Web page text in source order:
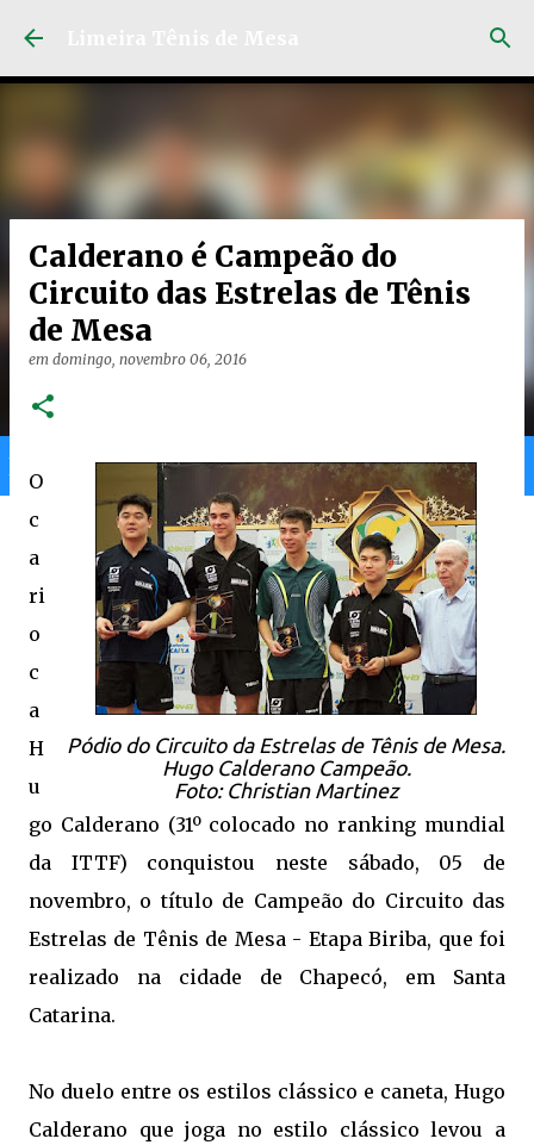
Home Limeira Gran Ranking
Calderano é Campeão do
Circuito das Estrelas de Tênis
de Mesa
em domingo, novembro 06, 2016
Pódio do Circuito da Estrelas de Tênis de Mesa.
Hugo Calderano Campeão.
Foto: Christian Martinez
O
c
a
ri
o
c
a
H
u
go Calderano (31º colocado no ranking mundial
da ITTF) conquistou neste sábado, 05 de
novembro, o título de Campeão do Circuito das
Estrelas de Tênis de Mesa - Etapa Biriba, que foi
realizado na cidade de Chapecó, em Santa
Catarina.
No duelo entre os estilos clássico e caneta, Hugo
Calderano que joga no estilo clássico levou a